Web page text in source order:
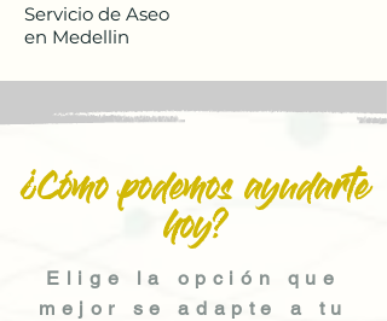
Servicio de Aseo
en Medellin
¿Cómo podemos ayudarte
hoy?
Elige la opción que
mejor se adapte a tu